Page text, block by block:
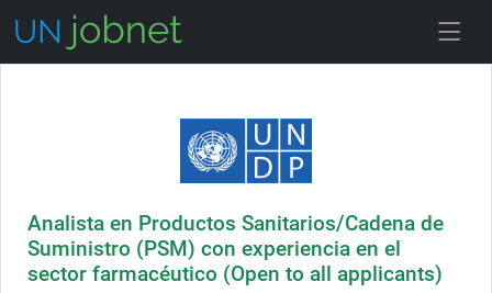
Analista en Productos Sanitarios/Cadena de
Suministro (PSM) con experiencia en el
sector farmacéutico (Open to all applicants)